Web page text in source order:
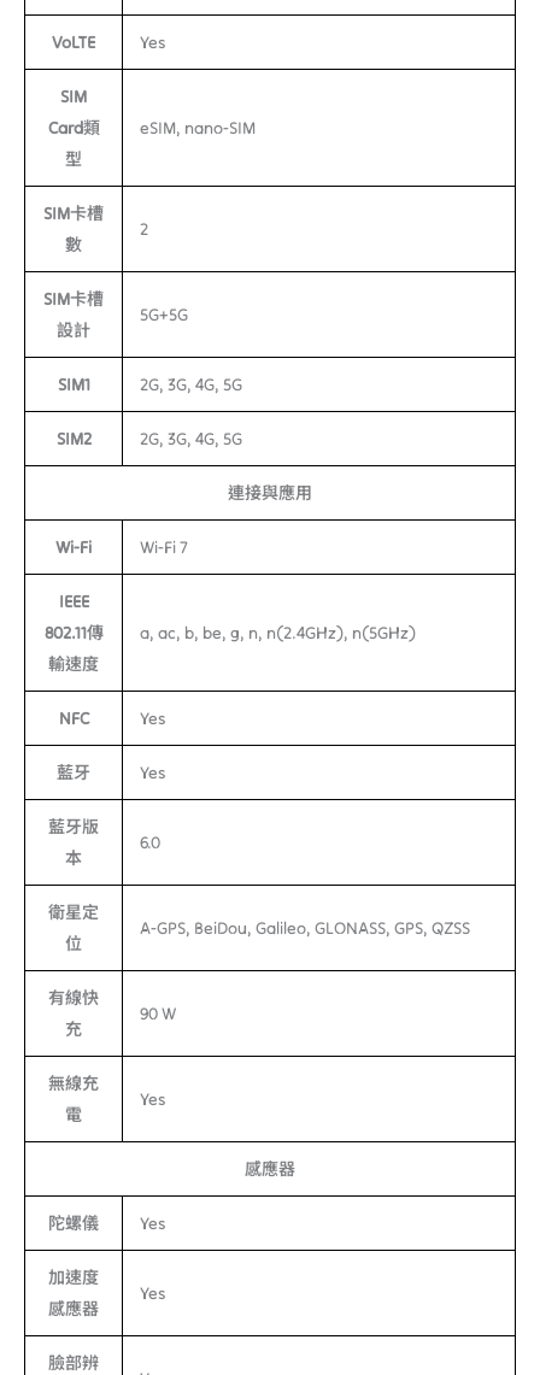
VoLTE Yes
SIM
Card類
型
eSIM, nano-SIM
SIM卡槽
數
2
SIM卡槽
設計
5G+5G
SIM1 2G, 3G, 4G, 5G
SIM2 2G, 3G, 4G, 5G
連接與應用
Wi-Fi Wi-Fi 7
IEEE
802.11傳
輸速度
a, ac, b, be, g, n, n(2.4GHz), n(5GHz)
NFC Yes
藍牙 Yes
藍牙版
本
6.0
衛星定
位
A-GPS, BeiDou, Galileo, GLONASS, GPS, QZSS
有線快
充
90 W
無線充
電
Yes
感應器
陀螺儀 Yes
加速度
感應器
Yes
臉部辨